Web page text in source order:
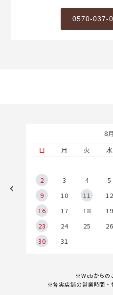
0570-037-
8月
日
月 火 水
2
3 4 5
9
10 11 12
16
17 18 19
23
24 25 26
30
31
※Webからの
※各実店舗の営業時間・